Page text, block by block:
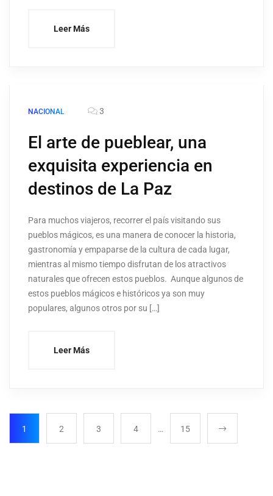
Leer Más
NACIONAL 3
El arte de pueblear, una
exquisita experiencia en
destinos de La Paz
Para muchos viajeros, recorrer el país visitando sus
pueblos mágicos, es una manera de conocer la historia,
gastronomía y empaparse de la cultura de cada lugar,
mientras al mismo tiempo disfrutan de los atractivos
naturales que ofrecen estos pueblos. Aunque algunos de
estos pueblos mágicos e históricos ya son muy
populares, algunos otros por su […]
Leer Más
1 2 3 4 … 15